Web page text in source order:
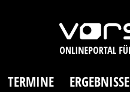
TERMINE ERGEBNISSE